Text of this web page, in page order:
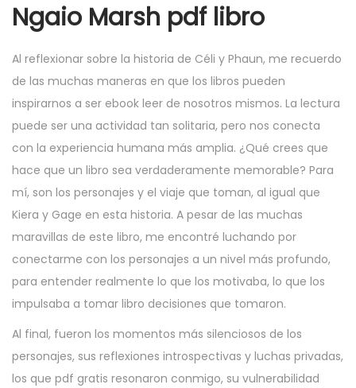
Ngaio Marsh pdf libro
Al reflexionar sobre la historia de Céli y Phaun, me recuerdo
de las muchas maneras en que los libros pueden
inspirarnos a ser ebook leer de nosotros mismos. La lectura
puede ser una actividad tan solitaria, pero nos conecta
con la experiencia humana más amplia. ¿Qué crees que
hace que un libro sea verdaderamente memorable? Para
mí, son los personajes y el viaje que toman, al igual que
Kiera y Gage en esta historia. A pesar de las muchas
maravillas de este libro, me encontré luchando por
conectarme con los personajes a un nivel más profundo,
para entender realmente lo que los motivaba, lo que los
impulsaba a tomar libro decisiones que tomaron.
Al final, fueron los momentos más silenciosos de los
personajes, sus reflexiones introspectivas y luchas privadas,
los que pdf gratis resonaron conmigo, su vulnerabilidad